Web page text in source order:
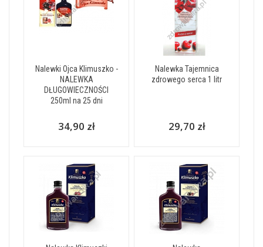
Nalewki Ojca Klimuszko -
NALEWKA
DŁUGOWIECZNOŚCI
250ml na 25 dni
34,90 zł
Nalewka Tajemnica
zdrowego serca 1 litr
29,70 zł